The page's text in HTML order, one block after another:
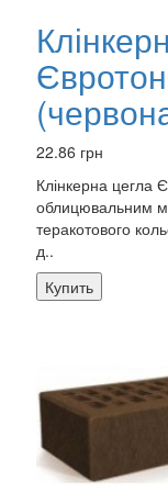
22.86 грн
Клінкерна цегла
облицювальним
теракотового
д..
Купить